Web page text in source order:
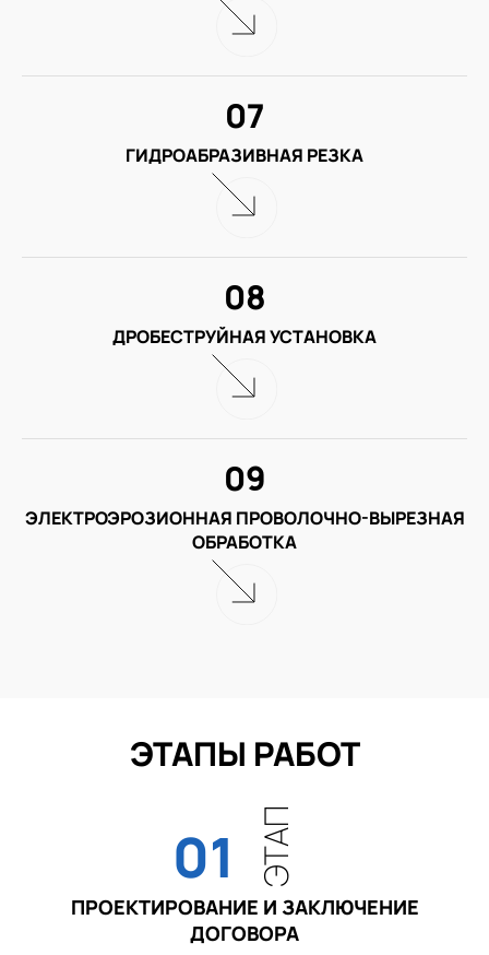
ГИДРОАБРАЗИВНАЯ РЕЗКА
07
ДРОБЕСТРУЙНАЯ УСТАНОВКА
08
ЭЛЕКТРОЭРОЗИОННАЯ ПРОВОЛОЧНО-ВЫРЕЗНАЯ
ОБРАБОТКА
09
ЭТАПЫ РАБОТ
01 ЭТАП
ПРОЕКТИРОВАНИЕ И ЗАКЛЮЧЕНИЕ
ДОГОВОРА